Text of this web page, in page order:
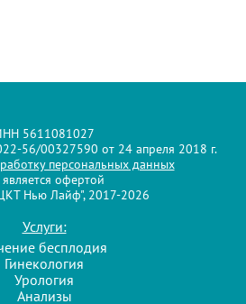
5611081027
56/00327590 от 24 апреля 2018 г.
персональных данных
офертой
Нью Лайф", 2017-2026
Услуги:
бесплодия
Гинекология
Урология
Анализы